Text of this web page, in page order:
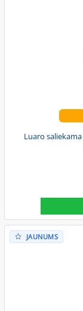
Luaro
JAUNUMS